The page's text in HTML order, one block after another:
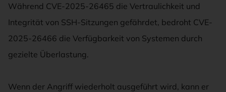
Während CVE-2025-26465 die Vertraulichkeit und
Integrität von SSH-Sitzungen gefährdet, bedroht CVE-
2025-26466 die Verfügbarkeit von Systemen durch
gezielte Überlastung.
Wenn der Angriff wiederholt ausgeführt wird, kann er